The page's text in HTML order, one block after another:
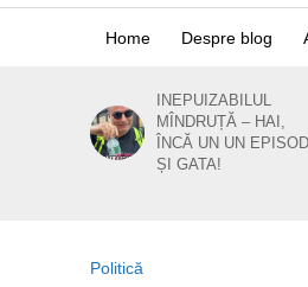
Home Despre blog
INEPUIZABILUL
MÎNDRUȚĂ – HAI,
ÎNCĂ UN UN EPISOD
ȘI GATA!
Politică